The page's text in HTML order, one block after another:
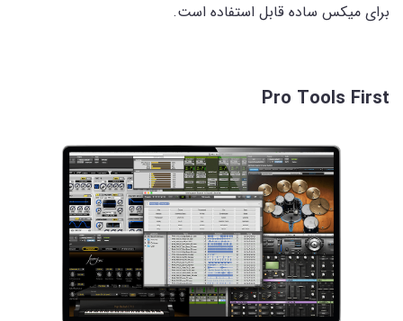
برای میکس ساده قابل استفاده است.
Pro Tools First